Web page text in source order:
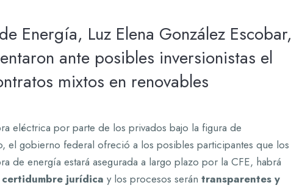
Energía, Luz Elena González Escobar,
ante posibles inversionistas el
mixtos en renovables
eléctrica por parte de los privados bajo la figura de
el gobierno federal ofreció a los posibles participantes que los
de energía estará asegurada a largo plazo por la CFE, habrá
jurídica y los procesos serán transparentes y